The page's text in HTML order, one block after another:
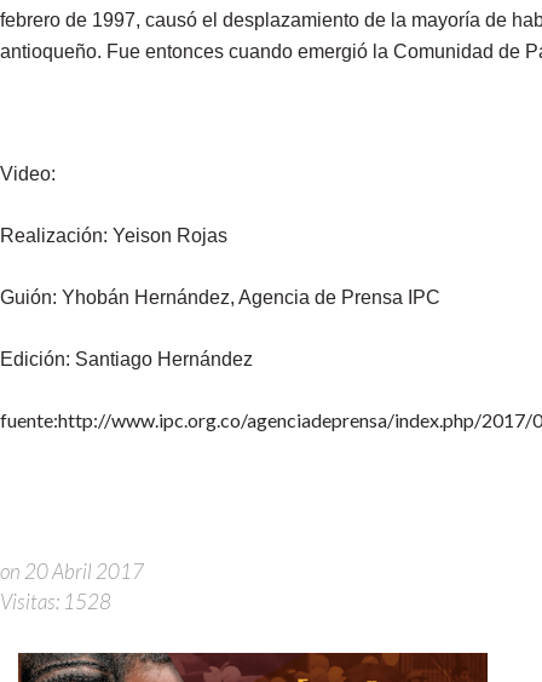
febrero de 1997, causó el desplazamiento de la mayoría de
antioqueño. Fue entonces cuando emergió la Comunidad de
Video:
Realización: Yeison Rojas
Guión: Yhobán Hernández, Agencia de Prensa IPC
Edición: Santiago Hernández
fuente:http://www.ipc.org.co/agenciadeprensa/index.php/
on 20 Abril 2017
Visitas: 1528